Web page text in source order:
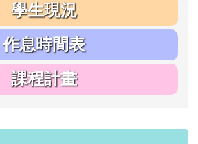
學生現況
作息時間表
課程計畫